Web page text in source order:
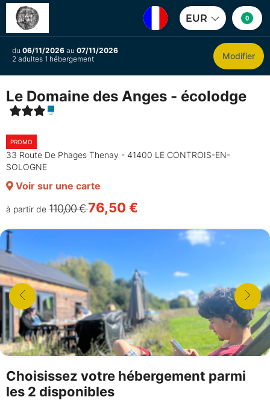
EUR 0
du 06/11/2026 au 07/11/2026
2 adultes 1 hébergement
Modifier
Le Domaine des Anges - écolodge
PROMO
33 Route De Phages Thenay - 41400 LE CONTROIS-EN-
SOLOGNE
Voir sur une carte
à partir de 110,00 €76,50 €
Choisissez votre hébergement parmi
les 2 disponibles